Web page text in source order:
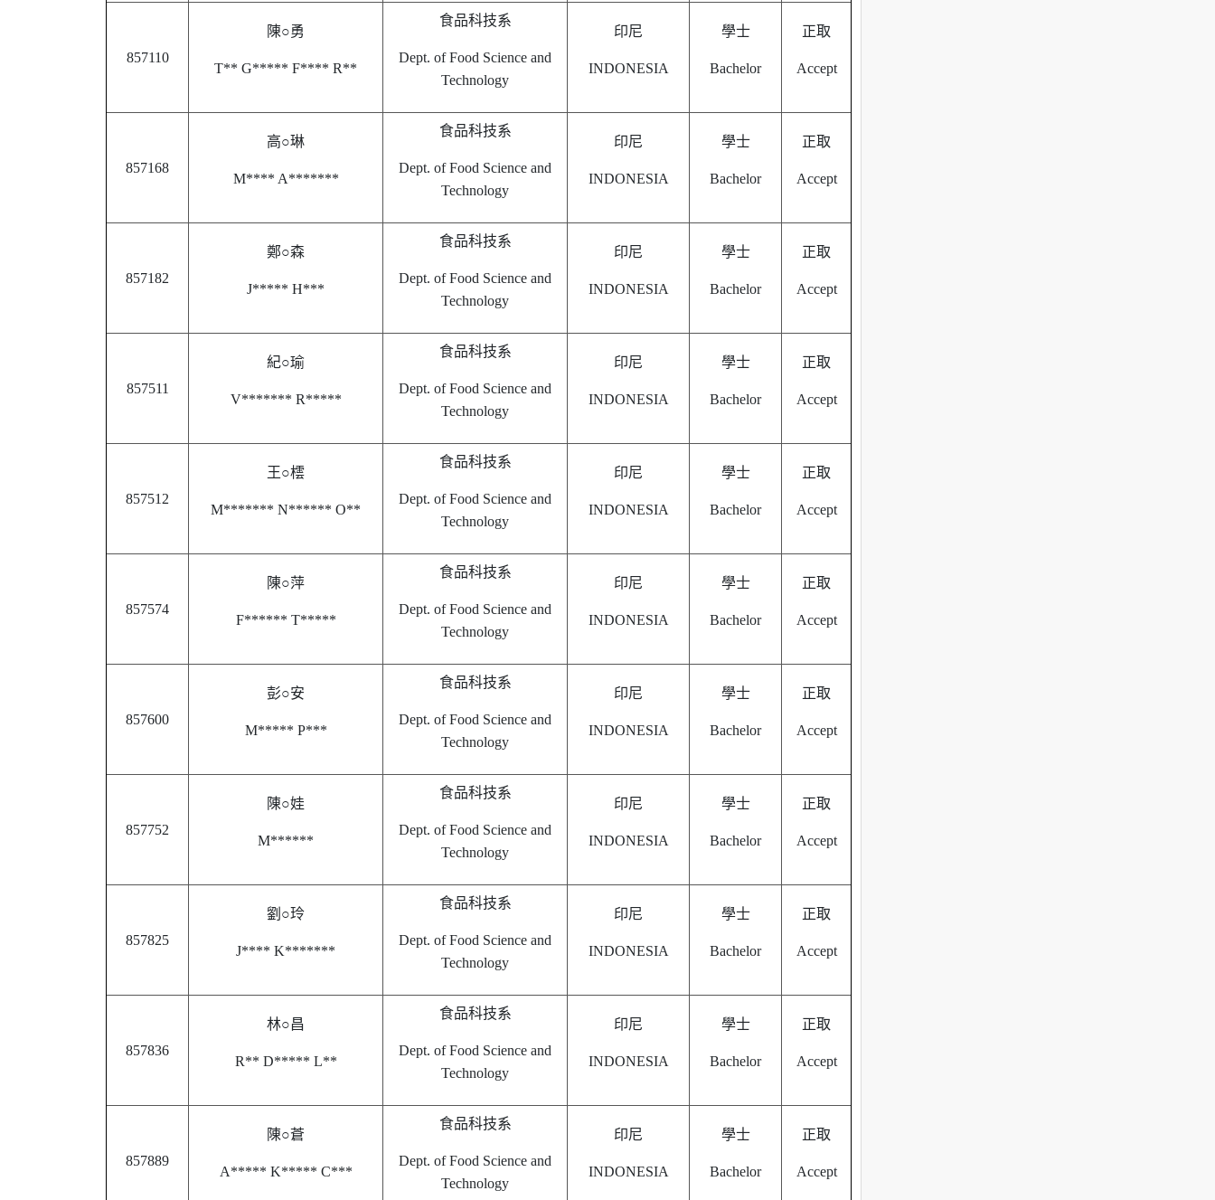
857110
陳○勇
T** G***** F**** R**
食品科技系
Dept. of Food Science and
Technology
印尼
INDONESIA
學士
Bachelor
正取
Accept
857168
高○琳
M**** A*******
食品科技系
Dept. of Food Science and
Technology
印尼
INDONESIA
學士
Bachelor
正取
Accept
857182
鄭○森
J***** H***
食品科技系
Dept. of Food Science and
Technology
印尼
INDONESIA
學士
Bachelor
正取
Accept
857511
紀○瑜
V******* R*****
食品科技系
Dept. of Food Science and
Technology
印尼
INDONESIA
學士
Bachelor
正取
Accept
857512
王○橒
M******* N****** O**
食品科技系
Dept. of Food Science and
Technology
印尼
INDONESIA
學士
Bachelor
正取
Accept
857574
陳○萍
F****** T*****
食品科技系
Dept. of Food Science and
Technology
印尼
INDONESIA
學士
Bachelor
正取
Accept
857600
彭○安
M***** P***
食品科技系
Dept. of Food Science and
Technology
印尼
INDONESIA
學士
Bachelor
正取
Accept
857752
陳○娃
M******
食品科技系
Dept. of Food Science and
Technology
印尼
INDONESIA
學士
Bachelor
正取
Accept
857825
劉○玲
J**** K*******
食品科技系
Dept. of Food Science and
Technology
印尼
INDONESIA
學士
Bachelor
正取
Accept
857836
林○昌
R** D***** L**
食品科技系
Dept. of Food Science and
Technology
印尼
INDONESIA
學士
Bachelor
正取
Accept
857889
陳○蒼
A***** K***** C***
食品科技系
Dept. of Food Science and
Technology
印尼
INDONESIA
學士
Bachelor
正取
Accept